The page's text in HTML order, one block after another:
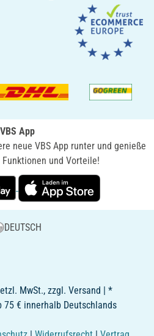
VBS App
neue VBS App runter und genieße
und Vorteile!
DEUTSCH
MwSt., zzgl. Versand | *
75 € innerhalb Deutschlands